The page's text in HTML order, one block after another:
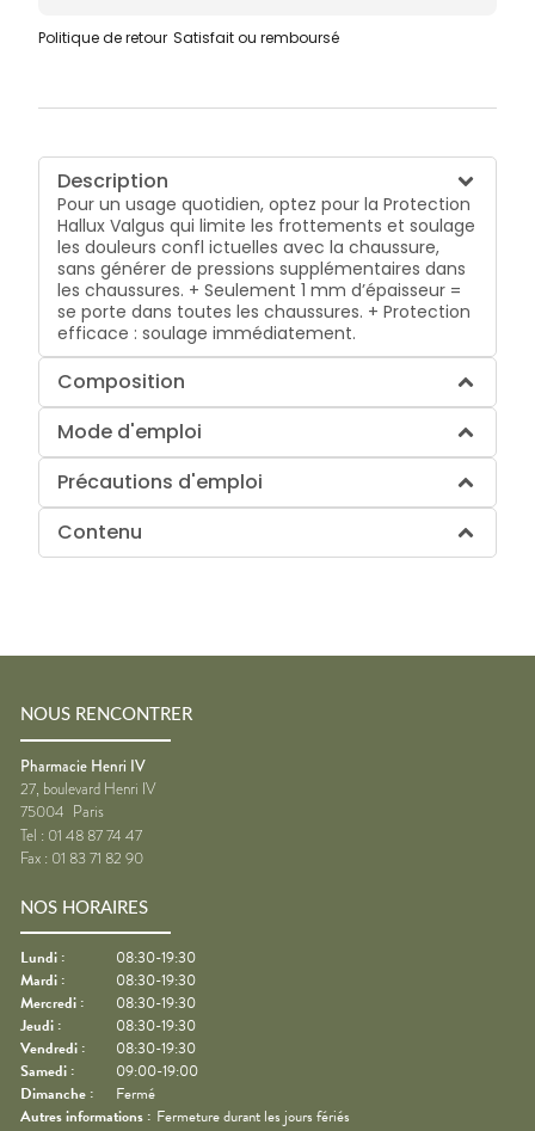
Politique de retour Satisfait ou remboursé
Description
Pour un usage quotidien, optez pour la Protection
Hallux Valgus qui limite les frottements et soulage
les douleurs confl ictuelles avec la chaussure,
sans générer de pressions supplémentaires dans
les chaussures. + Seulement 1 mm d’épaisseur =
se porte dans toutes les chaussures. + Protection
efficace : soulage immédiatement.
Composition
Mode d'emploi
Précautions d'emploi
Contenu
NOUS RENCONTRER
Pharmacie Henri IV
27, boulevard Henri IV
75004 Paris
Tel : 01 48 87 74 47
Fax : 01 83 71 82 90
NOS HORAIRES
Lundi :
08:30-19:30
Mardi :
08:30-19:30
Mercredi :
08:30-19:30
Jeudi :
08:30-19:30
Vendredi :
08:30-19:30
Samedi :
09:00-19:00
Dimanche :
Fermé
Autres informations : Fermeture durant les jours fériés